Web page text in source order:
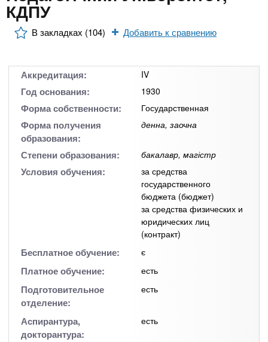
n
t
s
n
o
х
Онлайн курсы
За рубежом
КДПУ
В закладках (104) Добавить к сравнению
Аккредитация: IV
Год основания: 1930
Форма собственности: Государственная
Форма получения
образования:
денна, заочна
Степени образования: бакалавр, магістр
Условия обучения:
за средства
государственного
бюджета (бюджет)
за средства физических и
юридических лиц
(контракт)
Бесплатное обучение: є
Платное обучение: есть
Подготовительное
отделение:
есть
Аспирантура,
докторантура:
есть